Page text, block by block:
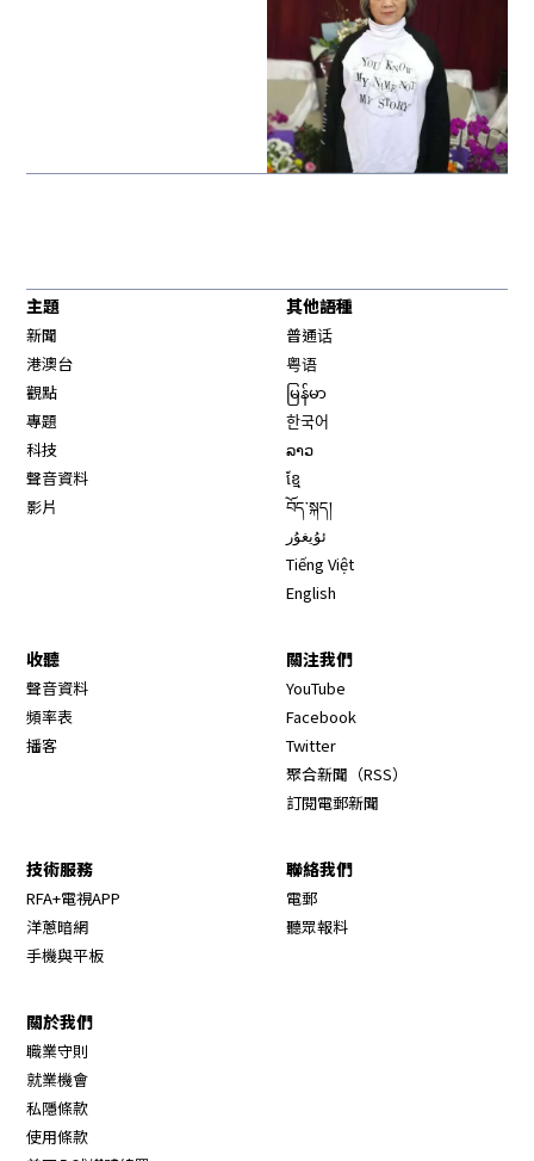
主題
新聞
港澳台
觀點
專題
科技
聲音資料
影片
其他語種
普通话
粤语
မြန်မာ
한국어
ລາວ
ខ្មែ
བོད་སྐད།
ئۇيغۇر
Tiếng Việt
English
收聽
聲音資料
頻率表
播客
關注我們
YouTube
Facebook
Twitter
聚合新聞（RSS）
訂閱電郵新聞
技術服務
RFA+電視APP
洋蔥暗網
手機與平板
聯絡我們
電郵
聽眾報料
關於我們
職業守則
就業機會
私隱條款
使用條款